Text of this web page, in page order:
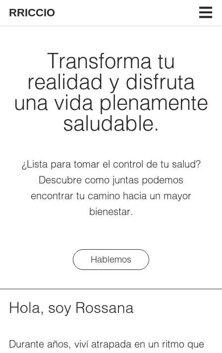
RRICCIO
Transforma tu
realidad y disfruta
una vida plenamente
saludable.
¿Lista para tomar el control de tu salud?
Descubre como juntas podemos
encontrar tu camino hacia un mayor
bienestar.
Hablemos
Hola, soy Rossana
Durante años, viví atrapada en un ritmo que